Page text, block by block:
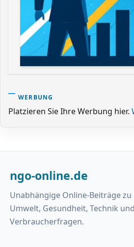
WERBUNG
Platzieren Sie Ihre Werbung hier.
ngo-online.de
Unabhängige Online-Beiträge
Umwelt, Gesundheit, Technik und
Verbraucherfragen.